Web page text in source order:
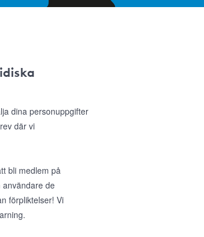
dina personuppgifter
där vi
bli medlem på
användare de
förpliktelser! Vi